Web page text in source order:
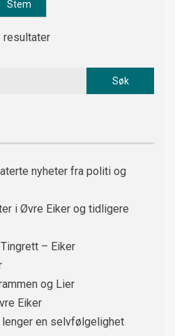
resultater
nyheter fra politi og
i Øvre Eiker og tidligere
– Eiker
og Lier
Eiker
en selvfølgelighet